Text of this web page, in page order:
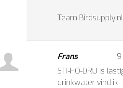
Team Birdsupply.nl
Frans
STI-HO-DRU is
drinkwater vind ik